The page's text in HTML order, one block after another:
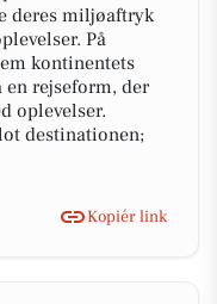
deres miljøaftryk
På
kontinentets
rejseform, der
oplevelser.
destinationen;
Kopiér link